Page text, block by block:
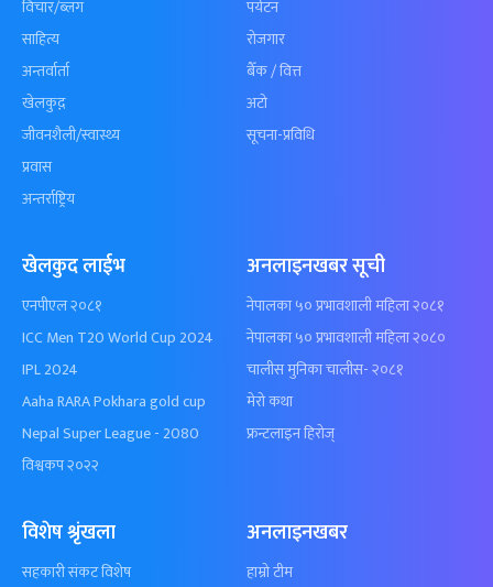
विचार/ब्लग
साहित्य
अन्तर्वार्ता
खेलकुद़़
जीवनशैली/स्वास्थ्य
प्रवास
अन्तर्राष्ट्रिय
पर्यटन
रोजगार
बैँक / वित्त
अटो
सूचना-प्रविधि
खेलकुद लाईभ
एनपीएल २०८१
ICC Men T20 World Cup 2024
IPL 2024
Aaha RARA Pokhara gold cup
Nepal Super League - 2080
विश्वकप २०२२
अनलाइनखबर सूची
नेपालका ५० प्रभावशाली महिला २०८१
नेपालका ५० प्रभावशाली महिला २०८०
चालीस मुनिका चालीस- २०८१
मेरो कथा
फ्रन्टलाइन हिरोज्
विशेष श्रृंखला
सहकारी संकट विशेष
अनलाइनखबर
हाम्रो टीम